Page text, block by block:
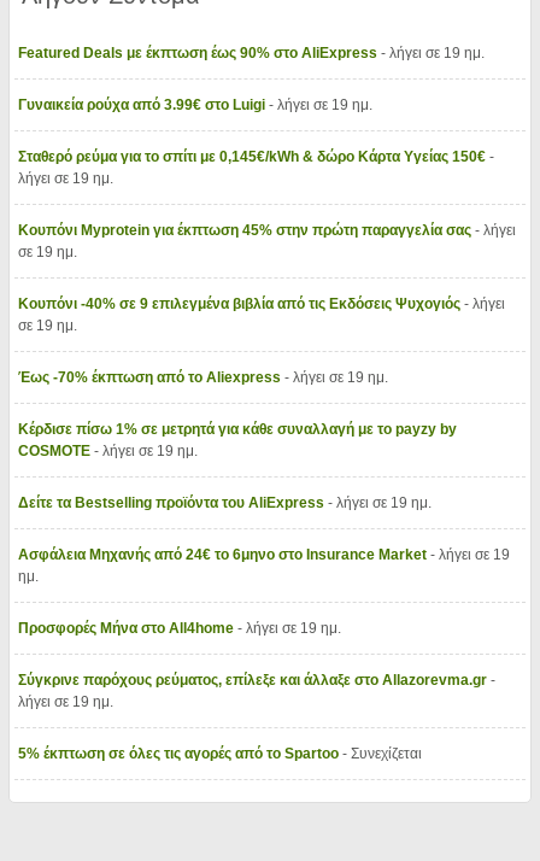
Featured Deals με έκπτωση έως 90% στο AliExpress - λήγει σε 19 ημ.
Γυναικεία ρούχα από 3.99€ στο Luigi - λήγει σε 19 ημ.
Σταθερό ρεύμα για το σπίτι με 0,145€/kWh & δώρο Κάρτα Υγείας 150€ -
λήγει σε 19 ημ.
Κουπόνι Myprotein για έκπτωση 45% στην πρώτη παραγγελία σας - λήγει
σε 19 ημ.
Κουπόνι -40% σε 9 επιλεγμένα βιβλία από τις Εκδόσεις Ψυχογιός - λήγει
σε 19 ημ.
Έως -70% έκπτωση από το Aliexpress - λήγει σε 19 ημ.
Κέρδισε πίσω 1% σε μετρητά για κάθε συναλλαγή με το payzy by
COSMOTE - λήγει σε 19 ημ.
Δείτε τα Bestselling προϊόντα του AliExpress - λήγει σε 19 ημ.
Ασφάλεια Μηχανής από 24€ το 6μηνο στο Insurance Market - λήγει σε 19
ημ.
Προσφορές Μήνα στο All4home - λήγει σε 19 ημ.
Σύγκρινε παρόχους ρεύματος, επίλεξε και άλλαξε στο Allazorevma.gr -
λήγει σε 19 ημ.
5% έκπτωση σε όλες τις αγορές από το Spartoo - Συνεχίζεται